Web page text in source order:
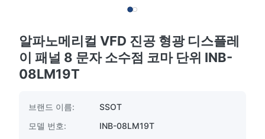
알파노메리컬 VFD 진공 형광 디스플레
이 패널 8 문자 소수점 코마 단위 INB-
08LM19T
브랜드 이름:
SSOT
모델 번호:
INB-08LM19T